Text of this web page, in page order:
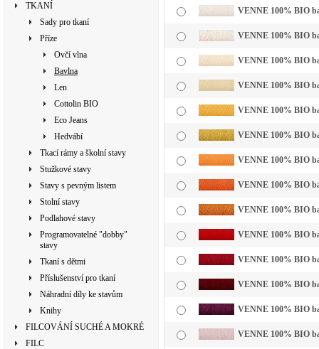
TKANÍ
Sady pro tkaní
Příze
Ovčí vlna
Bavlna
Len
Cottolin BIO
Eco Jeans
Hedvábí
Tkací rámy a školní stavy
Stužkové stavy
Stavy s pevným listem
Stolní stavy
Podlahové stavy
Programovatelné "dobby"
stavy
Tkaní s dětmi
Příslušenství pro tkaní
Náhradní díly ke stavům
Knihy
FILCOVÁNÍ SUCHÉ A MOKRÉ
FILC
VENNE 100% BIO
VENNE 100% BIO
VENNE 100% BIO
VENNE 100% BIO
VENNE 100% BIO
VENNE 100% BIO
VENNE 100% BIO
VENNE 100% BIO
VENNE 100% BIO
VENNE 100% BIO
VENNE 100% BIO
VENNE 100% BIO
VENNE 100% BIO
VENNE 100% BIO